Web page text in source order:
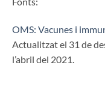
OMS: Vacunes i
Actualitzat el 31 de
l’abril del 2021.